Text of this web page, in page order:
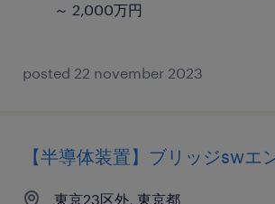
～ 2,000万円
posted 22 november 2023
【半導体装置】ブリッジswエ
東京23区外, 東京都